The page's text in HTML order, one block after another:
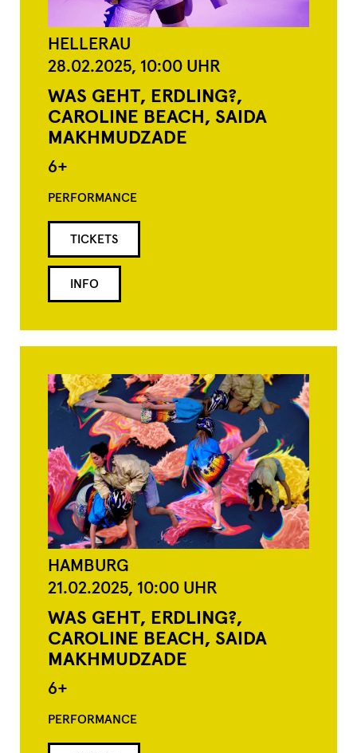
HELLERAU
28.02.2025, 10:00 UHR
WAS GEHT, ERDLING?,
CAROLINE BEACH, SAIDA
MAKHMUDZADE
6+
TICKETS
INFO
PERFORMANCE
HAMBURG
21.02.2025, 10:00 UHR
WAS GEHT, ERDLING?,
CAROLINE BEACH, SAIDA
MAKHMUDZADE
6+
PERFORMANCE